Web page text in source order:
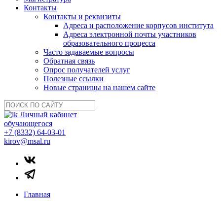
Контакты
Контакты и реквизиты
Адреса и расположение корпусов института
Адреса электронной почты участников
образовательного процесса
Часто задаваемые вопросы
Обратная связь
Опрос получателей услуг
Полезные ссылки
Новые страницы на нашем сайте
Личный кабинет
обучающегося
+7 (8332) 64-03-01
kirov@msal.ru
Главная